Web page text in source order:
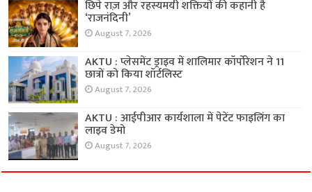
छिपे राज़ और रहस्यमयी शक्तियों की कहानी है
‘राजनंदिनी’
August 7, 2026
AKTU : प्लेसमेंट ड्राइव में शालिमार कॉर्पोरेशन ने 11
छात्रों को किया शॉर्टलिस्ट
August 7, 2026
AKTU : आईपीआर कार्यशाला में पेटेंट फाइलिंग का
लाइव डेमो
August 7, 2026